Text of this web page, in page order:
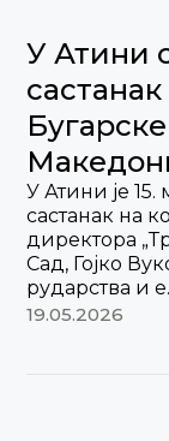
У Атини
У Атини је
састанак на
директора
Сад, Гојко
рударства и
19.05.2026